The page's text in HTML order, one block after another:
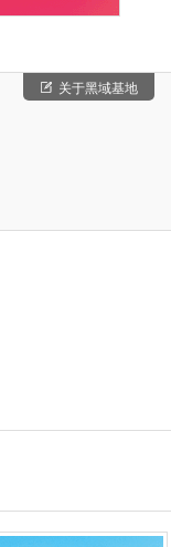
关于黑域基地